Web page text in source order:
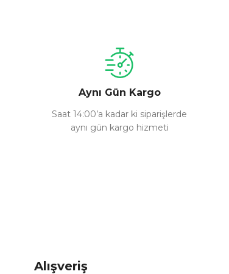
Aynı Gün Kargo
Saat 14:00’a kadar ki siparişlerde
aynı gün kargo hizmeti
Alışveriş